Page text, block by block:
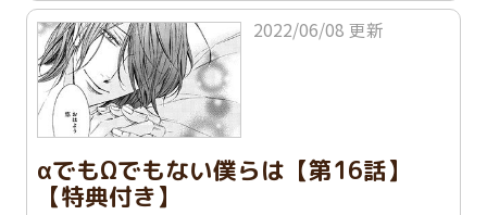
2022/06/08 更新
αでもΩでもない僕らは【第16話】
【特典付き】